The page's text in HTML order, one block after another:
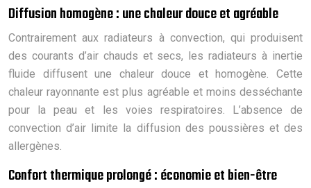
Diffusion homogène : une chaleur douce et agréable
Contrairement aux radiateurs à convection, qui produisent
des courants d’air chauds et secs, les radiateurs à inertie
fluide diffusent une chaleur douce et homogène. Cette
chaleur rayonnante est plus agréable et moins desséchante
pour la peau et les voies respiratoires. L’absence de
convection d’air limite la diffusion des poussières et des
allergènes.
Confort thermique prolongé : économie et bien-être